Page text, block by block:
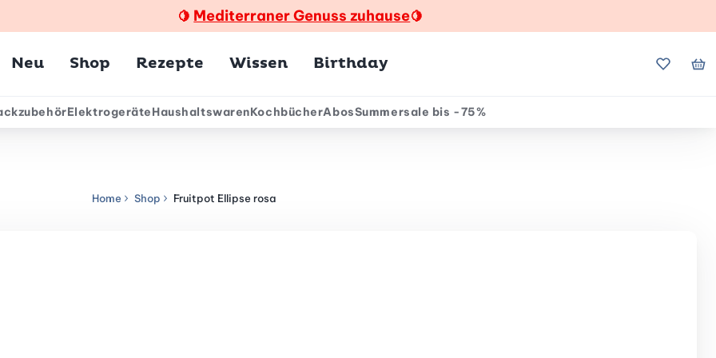
🍋 Mediterraner Genuss zuhause🍋
Neu Shop Rezepte Wissen Birthday Meine
ElektrogeräteHaushaltswarenKochbücherAbosSummersale bis -75%
Home Shop Fruitpot Ellipse rosa